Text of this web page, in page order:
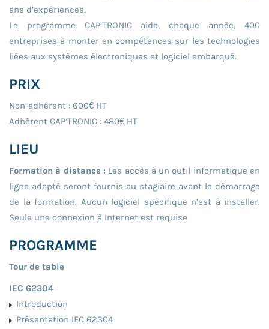
ans d’expériences.
Le programme CAP’TRONIC aide, chaque année, 400
entreprises à monter en compétences sur les technologies
liées aux systèmes électroniques et logiciel embarqué.
PRIX
Non-adhérent : 600€ HT
Adhérent CAP’TRONIC : 480€ HT
LIEU
Formation à distance :Les accès à un outil informatique en
ligne adapté seront fournis au stagiaire avant le démarrage
de la formation. Aucun logiciel spécifique n’est à installer.
Seule une connexion à Internet est requise
PROGRAMME
Tour de table
IEC 62304
Introduction
Présentation IEC 62304